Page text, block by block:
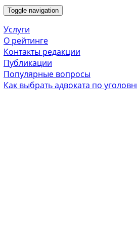
Toggle navigation
Услуги
О рейтинге
Контакты редакции
Публикации
Популярные вопросы
Как выбрать адвоката по